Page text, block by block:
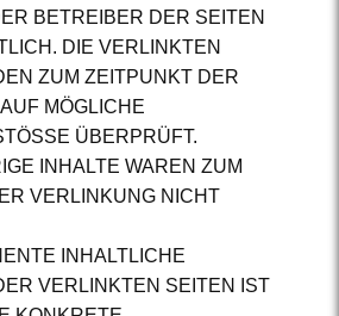
BETREIBER DER SEITEN
DIE VERLINKTEN
ZUM ZEITPUNKT DER
MÖGLICHE
ÜBERPRÜFT.
INHALTE WAREN ZUM
VERLINKUNG NICHT
INHALTLICHE
VERLINKTEN SEITEN IST